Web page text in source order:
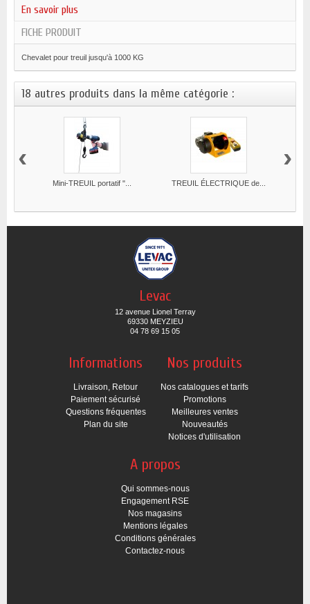
En savoir plus
FICHE PRODUIT
Chevalet pour treuil jusqu'à 1000 KG
18 autres produits dans la même catégorie :
Mini-TREUIL portatif "... TREUIL ÉLECTRIQUE de...
‹ ›
Levac
12 avenue Lionel Terray
69330 MEYZIEU
04 78 69 15 05
Informations
Livraison, Retour
Paiement sécurisé
Questions fréquentes
Plan du site
Nos produits
Nos catalogues et tarifs
Promotions
Meilleures ventes
Nouveautés
Notices d'utilisation
A propos
Qui sommes-nous
Engagement RSE
Nos magasins
Mentions légales
Conditions générales
Contactez-nous